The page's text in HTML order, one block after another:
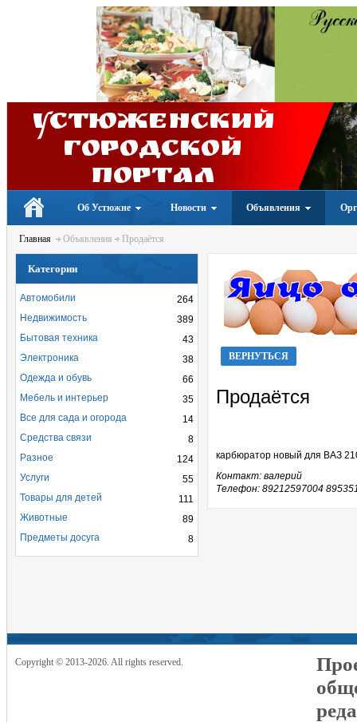
Устюженский
Городской
портал
Об Устюжне Новости Объявления
Главная Объявления Продаётся
ВЕРНУТЬСЯ
Продаётся
карбюратор новый для ВАЗ
Контакт: валерий
Телефон: 89212597004
Категории
264
Автомобили
389
Недвижимость
43
Бытовая техника
38
Электроника
66
Одежда и обувь
35
Мебель и интерьер
14
Все для сада и огорода
8
Средства связи
124
Разное
55
Услуги
111
Товары для детей
89
Животные
8
Предметы досуга
Copyright © 2013-2026. All rights reserved.